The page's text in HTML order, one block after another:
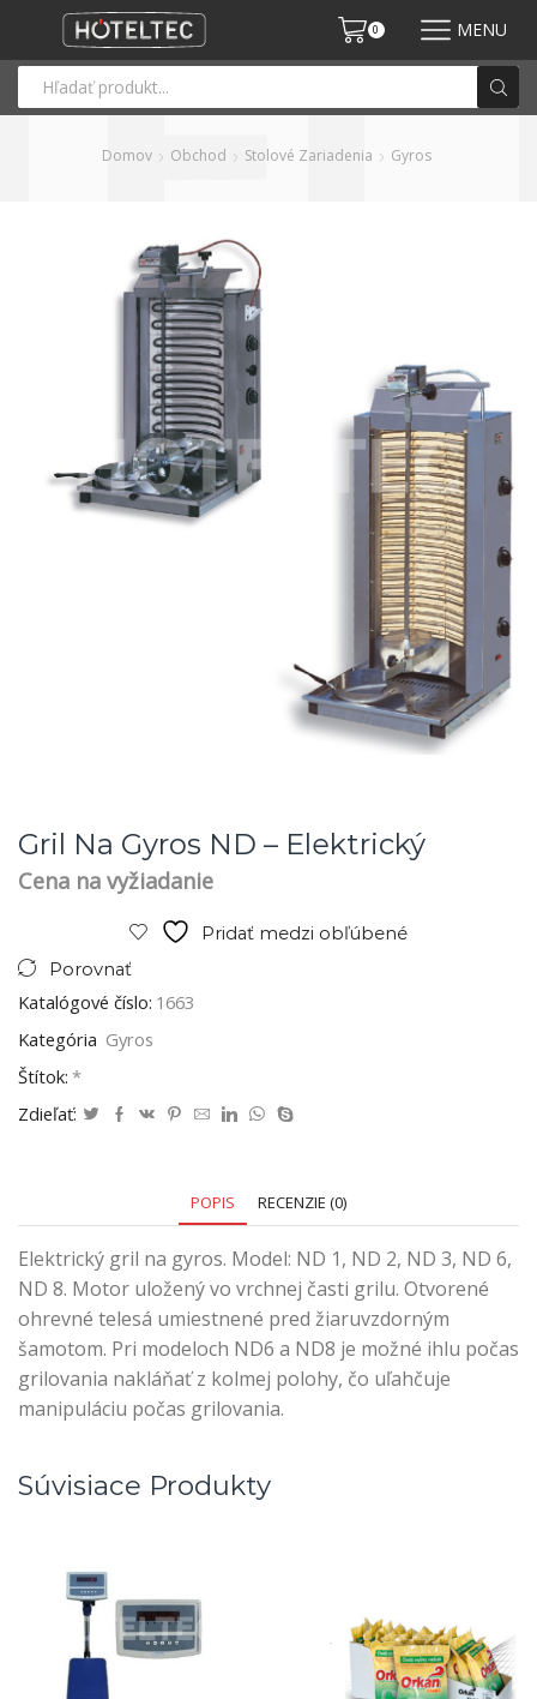
0 MENU
Domov Obchod Stolové Zariadenia Gyros
Gril Na Gyros ND – Elektrický
Cena na vyžiadanie
Pridať medzi obľúbené
Porovnať
Katalógové číslo: 1663
Kategória Gyros
Štítok: *
Zdieľať:
POPIS RECENZIE (0)
Elektrický gril na gyros. Model: ND 1, ND 2, ND 3, ND 6,
ND 8. Motor uložený vo vrchnej časti grilu. Otvorené
ohrevné telesá umiestnené pred žiaruvzdorným
šamotom. Pri modeloch ND6 a ND8 je možné ihlu počas
grilovania nakláňať z kolmej polohy, čo uľahčuje
manipuláciu počas grilovania.
Súvisiace Produkty